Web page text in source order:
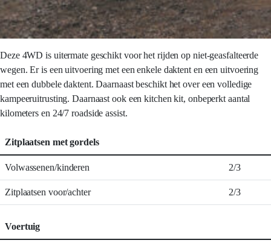
Deze 4WD is uitermate geschikt voor het rijden op niet-geasfalteerde
wegen. Er is een uitvoering met een enkele daktent en een uitvoering
met een dubbele daktent. Daarnaast beschikt het over een volledige
kampeeruitrusting. Daarnaast ook een kitchen kit, onbeperkt aantal
kilometers en 24/7 roadside assist.
Zitplaatsen met gordels
Volwassenen/kinderen 2/3
Zitplaatsen voor/achter 2/3
Voertuig